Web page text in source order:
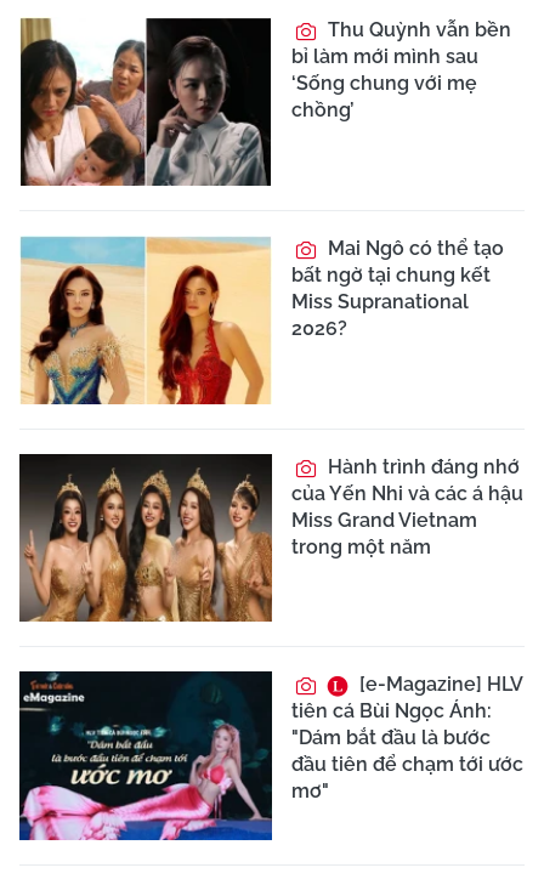
Thu Quỳnh vẫn bền
bỉ làm mới mình sau
‘Sống chung với mẹ
chồng’
Mai Ngô có thể tạo
bất ngờ tại chung kết
Miss Supranational
2026?
Hành trình đáng nhớ
của Yến Nhi và các á hậu
Miss Grand Vietnam
trong một năm
[e-Magazine] HLV
tiên cá Bùi Ngọc Ánh:
"Dám bắt đầu là bước
đầu tiên để chạm tới ước
mơ"